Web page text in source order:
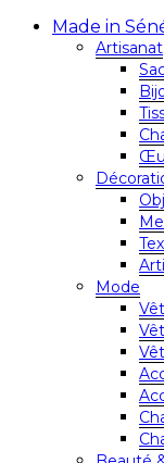
Made in
Artisanat
Mode